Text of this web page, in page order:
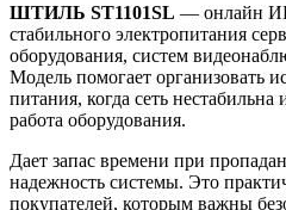
ШТИЛЬ ST1101SL — онлайн
стабильного электропитания
оборудования, систем
Модель помогает организовать
питания, когда сеть нестабильна
работа оборудования.
Дает запас времени при
надежность системы. Это
покупателей, которым важны